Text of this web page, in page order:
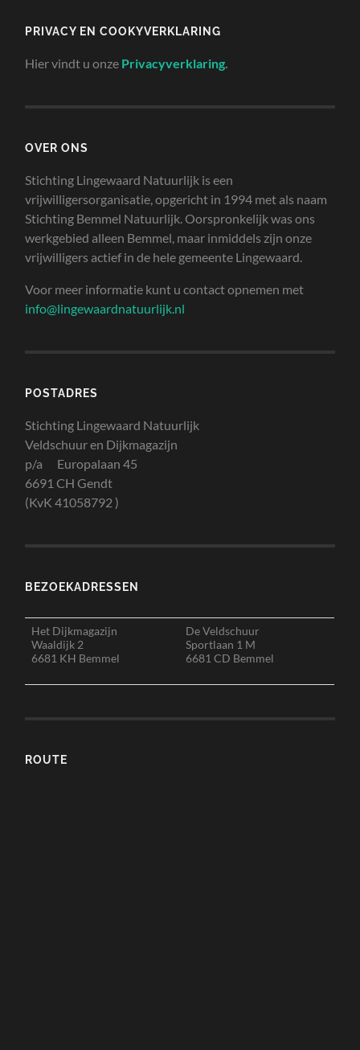
PRIVACY EN COOKYVERKLARING
Hier vindt u onze Privacyverklaring.
OVER ONS
Stichting Lingewaard Natuurlijk is een
vrijwilligersorganisatie, opgericht in 1994 met als naam
Stichting Bemmel Natuurlijk. Oorspronkelijk was ons
werkgebied alleen Bemmel, maar inmiddels zijn onze
vrijwilligers actief in de hele gemeente Lingewaard.
Voor meer informatie kunt u contact opnemen met
info@lingewaardnatuurlijk.nl
POSTADRES
Stichting Lingewaard Natuurlijk
Veldschuur en Dijkmagazijn
p/a Europalaan 45
6691 CH Gendt
(KvK 41058792 )
BEZOEKADRESSEN
Het Dijkmagazijn
Waaldijk 2
6681 KH Bemmel
De Veldschuur
Sportlaan 1 M
6681 CD Bemmel
ROUTE